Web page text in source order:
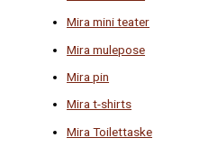
Mira mini teater
Mira mulepose
Mira pin
Mira t-shirts
Mira Toilettaske